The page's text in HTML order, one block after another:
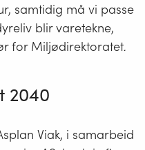
redigert av
samtidig må vi passe
blir varetekne,
for Miljødirektoratet.
2040
Viak, i samarbeid